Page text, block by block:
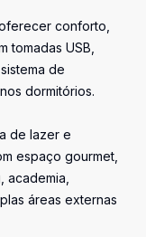
conforto,
tomadas USB,
de
dormitórios.
de lazer e
espaço gourmet,
academia,
áreas externas